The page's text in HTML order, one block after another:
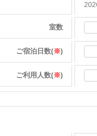
室数
ご宿泊日数(※)
ご利用人数(※)